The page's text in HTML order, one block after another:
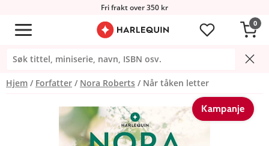
Fri frakt over 350 kr
0
Hjem Forfatter Nora Roberts Når tåken letter
Kampanje